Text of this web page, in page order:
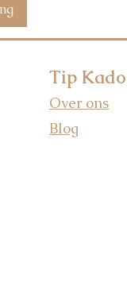
Tip Kado
Over ons
Blog